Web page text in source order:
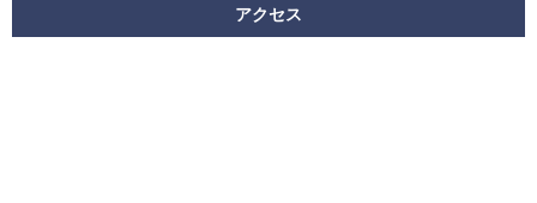
アクセス